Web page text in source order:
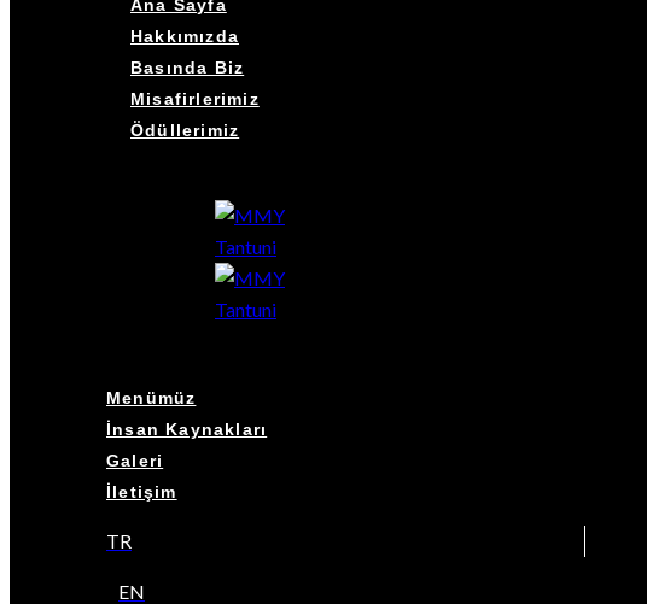
Ana Sayfa
Hakkımızda
Basında Biz
Misafirlerimiz
Ödüllerimiz
Menümüz
İnsan Kaynakları
Galeri
İletişim
TR
EN